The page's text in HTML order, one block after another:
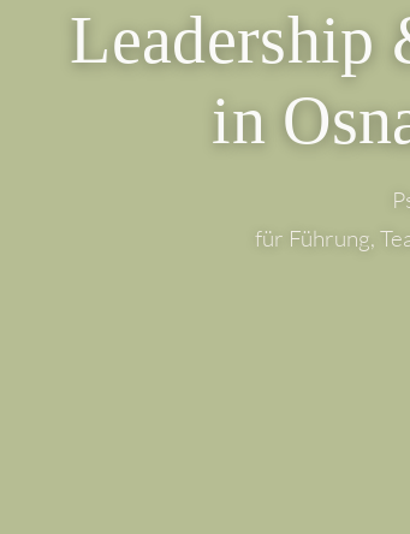
Leadership
in
für Führung,